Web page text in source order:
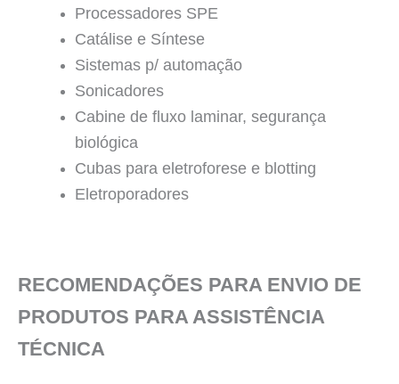
Processadores SPE
Catálise e Síntese
Sistemas p/ automação
Sonicadores
Cabine de fluxo laminar, segurança
biológica
Cubas para eletroforese e blotting
Eletroporadores
RECOMENDAÇÕES PARA ENVIO DE
PRODUTOS PARA ASSISTÊNCIA
TÉCNICA